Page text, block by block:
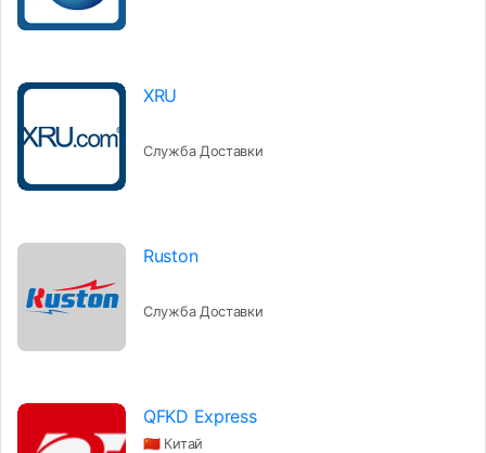
XRU
Служба Доставки
Ruston
Служба Доставки
QFKD Express
🇨🇳 Китай